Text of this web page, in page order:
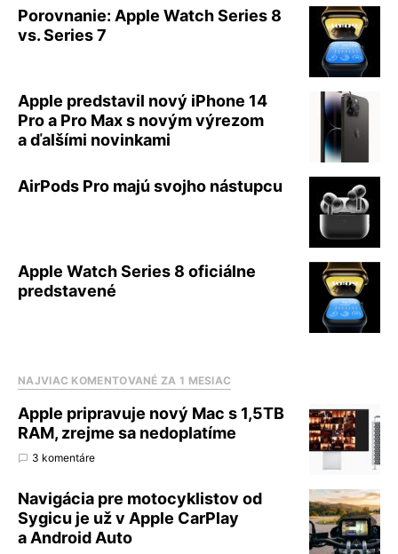
Porovnanie: Apple Watch Series 8
vs. Series 7
Apple predstavil nový iPhone 14
Pro a Pro Max s novým výrezom
a ďalšími novinkami
AirPods Pro majú svojho nástupcu
Apple Watch Series 8 oficiálne
predstavené
NAJVIAC KOMENTOVANÉ ZA 1 MESIAC
Apple pripravuje nový Mac s 1,5TB
RAM, zrejme sa nedoplatíme
3 komentáre
Navigácia pre motocyklistov od
Sygicu je už v Apple CarPlay
a Android Auto